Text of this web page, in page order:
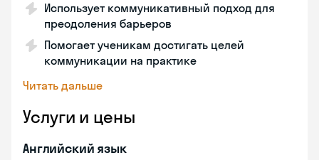
Использует коммуникативный подход для
преодоления барьеров
Помогает ученикам достигать целей
коммуникации на практике
Читать дальше
Услуги и цены
Английский язык